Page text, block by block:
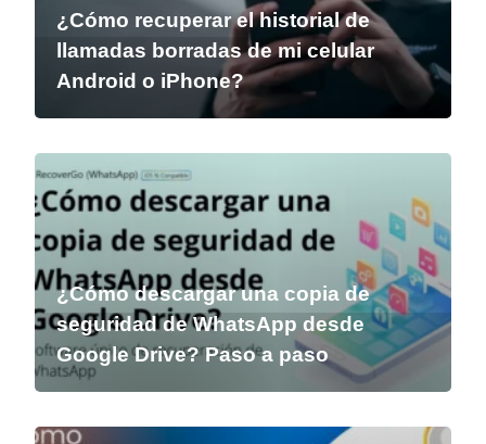
¿Cómo recuperar el historial de
llamadas borradas de mi celular
Android o iPhone?
¿Cómo descargar una copia de
seguridad de WhatsApp desde
Google Drive? Paso a paso